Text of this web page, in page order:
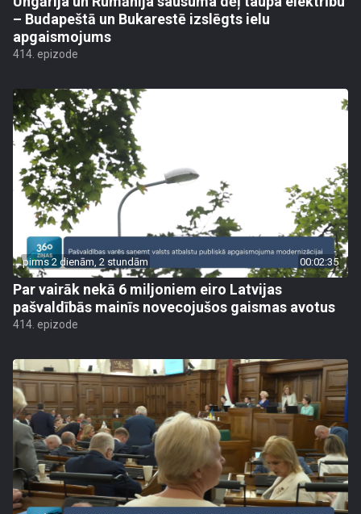
– Budapeštā un Bukarestē izslēgts ielu
apgaismojums
414. epizode
pirms 2 dienām, 2 stundām 00:02:35
Par vairāk nekā 6 miljoniem eiro Latvijas
pašvaldībās mainīs novecojušos gaismas avotus
414. epizode